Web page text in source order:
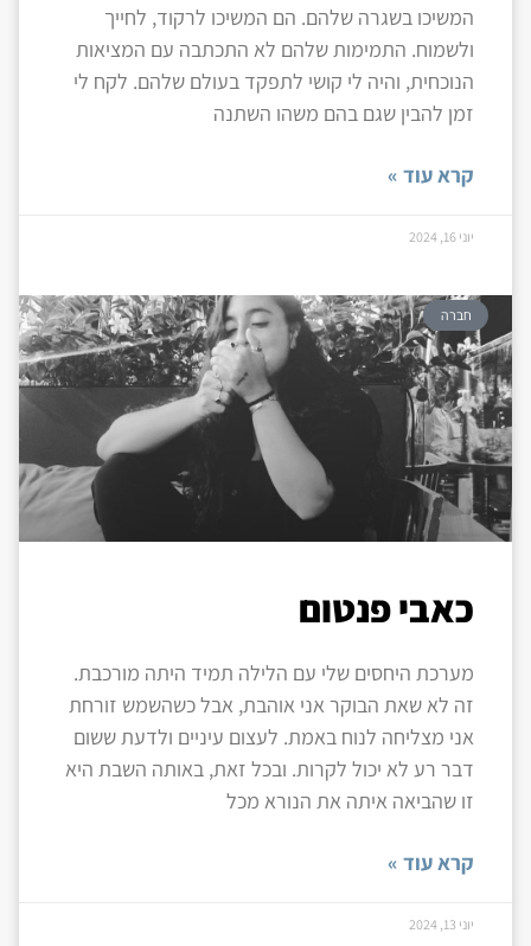
המשיכו בשגרה שלהם. הם המשיכו לרקוד, לחייך
ולשמוח. התמימות שלהם לא התכתבה עם המציאות
הנוכחית, והיה לי קושי לתפקד בעולם שלהם. לקח לי
זמן להבין שגם בהם משהו השתנה
קרא עוד »
יוני 16, 2024
חברה
כאבי פנטום
מערכת היחסים שלי עם הלילה תמיד היתה מורכבת.
זה לא שאת הבוקר אני אוהבת, אבל כשהשמש זורחת
אני מצליחה לנוח באמת. לעצום עיניים ולדעת ששום
דבר רע לא יכול לקרות. ובכל זאת, באותה השבת היא
זו שהביאה איתה את הנורא מכל
קרא עוד »
יוני 13, 2024